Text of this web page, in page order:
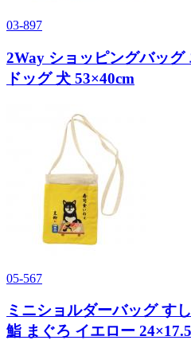
03-897
2Way ショッピングバッグ
ドッグ 犬 53×40cm
05-567
ミニショルダーバッグ す
鮨 まぐろ イエロー